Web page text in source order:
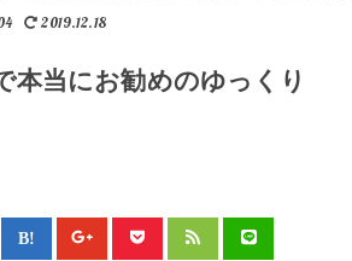
2019.12.18
本当にお勧めのゆっくり